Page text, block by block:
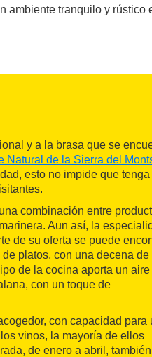
ambiente tranquilo y
y a la brasa que se
Natural de la Sierra del
esto no impide que tenga
combinación entre
Aun así, la
de su oferta se puede
platos, con una decena de
de la cocina aporta un aire
con un toque de
con capacidad para
vinos, la mayoría de ellos
de enero a abril, también